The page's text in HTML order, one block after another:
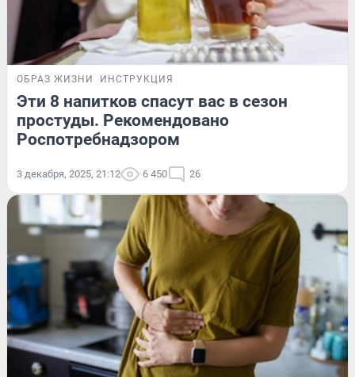
ОБРАЗ ЖИЗНИ ИНСТРУКЦИЯ
Эти 8 напитков спасут вас в сезон
простуды. Рекомендовано
Роспотребнадзором
3 декабря, 2025, 21:12 6 450 26